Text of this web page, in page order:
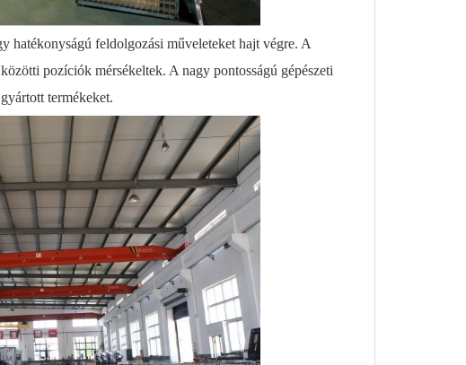
feldolgozási műveleteket hajt végre. A
pozíciók mérsékeltek. A nagy pontosságú gépészeti
termékeket.